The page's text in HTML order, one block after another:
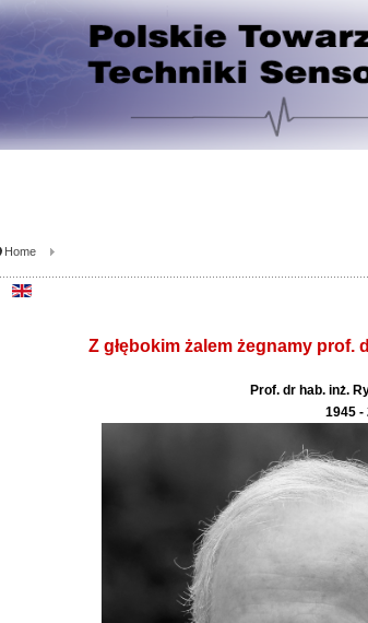
Home
Z głębokim żalem żegnamy prof.
Prof. dr hab. inż.
1945 -